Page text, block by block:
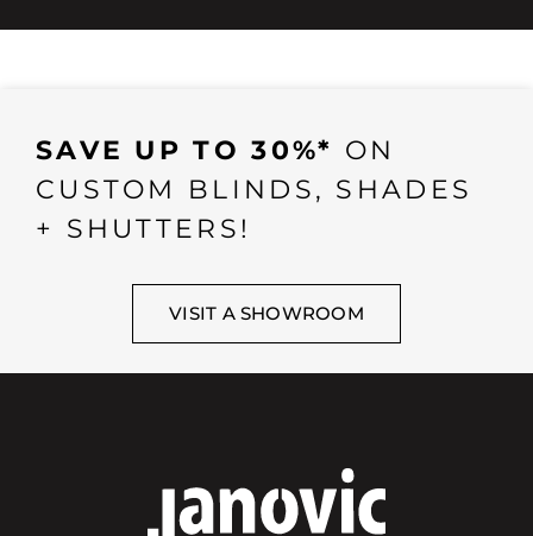
SAVE UP TO 30%* ON
CUSTOM BLINDS, SHADES
+ SHUTTERS!
VISIT A SHOWROOM